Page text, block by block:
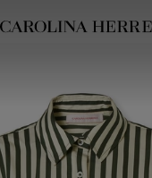
Avis d'accessibilité (lien)